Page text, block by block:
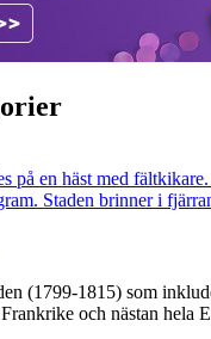
(1799-1815) som
och nästan hela